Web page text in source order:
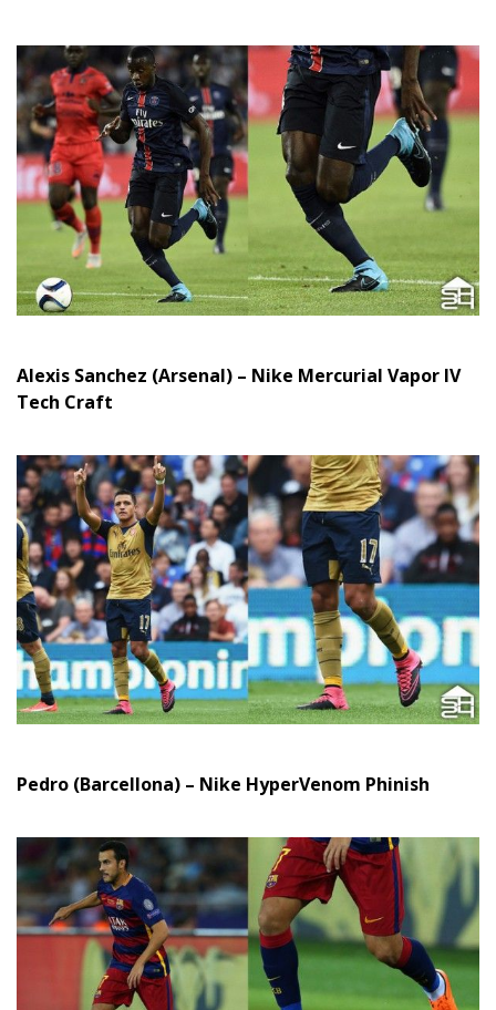
Alexis Sanchez (Arsenal) – Nike Mercurial Vapor IV
Tech Craft
Pedro (Barcellona) – Nike HyperVenom Phinish